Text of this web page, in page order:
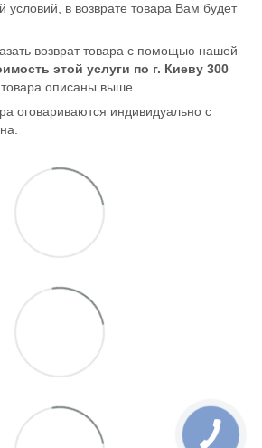
условий, в возврате товара Вам будет
возврат товара с помощью нашей
этой услуги по г. Киеву 300
описаны выше.
оговариваются индивидуально с